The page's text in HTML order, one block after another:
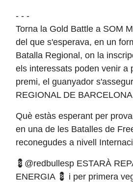
- - -
Torna la Gold Battle a SOM
del que s'esperava, en un
Batalla Regional, on la
els interessats poden venir a
premi, el guanyador
REGIONAL DE
Què estàs esperant per
en una de les Batalles de
reconegudes a nivell
💈@redbullesp ESTARÀ
ENERGIA 💈 i per primera